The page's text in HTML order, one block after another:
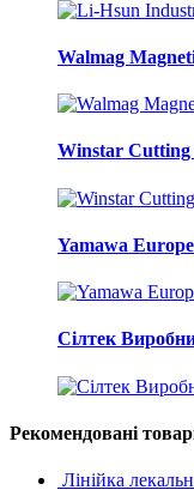
Walmag
Winstar Cutting
Yamawa
Сілтек
Рекомендовані
Лінійка